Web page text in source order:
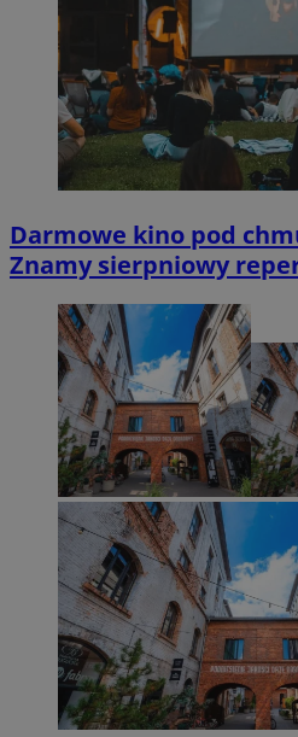
Darmowe kino pod
Znamy sierpniowy